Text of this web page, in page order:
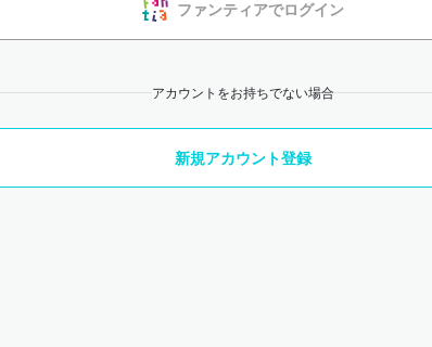
ファンティアでログイン
アカウントをお持ちでない場合
新規アカウント登録